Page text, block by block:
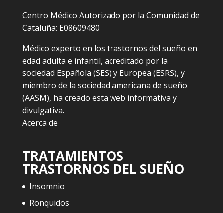
Centro Médico Autorizado por la Comunidad de
Cataluña: E08609480
Médico experto en los trastornos del sueño en
edad adulta e infantil, acreditado por la
sociedad Española (SES) y Europea (ESRS), y
miembro de la sociedad americana de sueño
(AASM), ha creado esta web informativa y
divulgativa.
Acerca de
TRATAMIENTOS
TRASTORNOS DEL SUEÑO
Insomnio
Ronquidos